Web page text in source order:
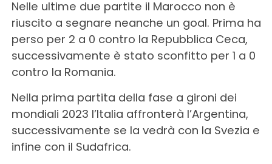
Nelle ultime due partite il Marocco non è
riuscito a segnare neanche un goal. Prima ha
perso per 2 a 0 contro la Repubblica Ceca,
successivamente è stato sconfitto per 1 a 0
contro la Romania.
Nella prima partita della fase a gironi dei
mondiali 2023 l’Italia affronterà l’Argentina,
successivamente se la vedrà con la Svezia e
infine con il Sudafrica.